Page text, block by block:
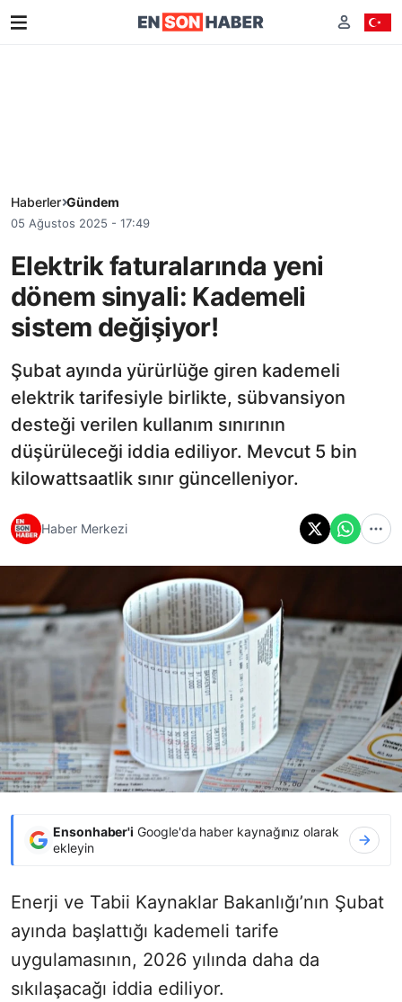
Haberler Gündem
05 Ağustos 2025 - 17:49
Elektrik faturalarında yeni
dönem sinyali: Kademeli
sistem değişiyor!
Şubat ayında yürürlüğe giren kademeli
elektrik tarifesiyle birlikte, sübvansiyon
desteği verilen kullanım sınırının
düşürüleceği iddia ediliyor. Mevcut 5 bin
kilowattsaatlik sınır güncelleniyor.
Haber Merkezi
Ensonhaber'i Google'da haber kaynağınız olarak
ekleyin
Enerji ve Tabii Kaynaklar Bakanlığı’nın Şubat
ayında başlattığı kademeli tarife
uygulamasının, 2026 yılında daha da
sıkılaşacağı iddia ediliyor.